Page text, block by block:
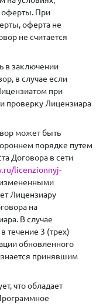
оферты. При
оферта не
не считается
в заключении
в случае если
при
проверку Лицензиара
может быть
порядке путем
Договора в сети
licenzionnyj-
измененными
Лицензиару
на
В случае
течение 3 (трех)
обновленного
принявшим
что обладает